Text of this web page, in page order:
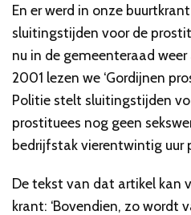
En er werd in onze
sluitingstijden voor de
nu in de gemeenteraad
2001 lezen we ‘Gordijnen
Politie stelt sluitingstijden
prostituees nog geen
bedrijfstak vierentwintig uur
De tekst van dat artikel kan
krant: ‘Bovendien, zo wordt